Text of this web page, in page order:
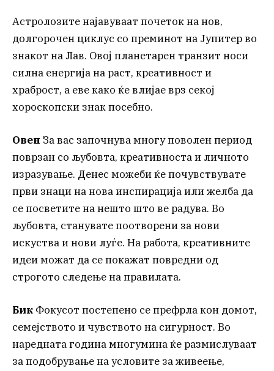
Астролозите најавуваат почеток на нов,
долгорочен циклус со преминот на Јупитер во
знакот на Лав. Овој планетарен транзит носи
силна енергија на раст, креативност и
храброст, а еве како ќе влијае врз секој
хороскопски знак посебно.
Овен За вас започнува многу поволен период
поврзан со љубовта, креативноста и личното
изразување. Денес можеби ќе почувствувате
први знаци на нова инспирација или желба да
се посветите на нешто што ве радува. Во
љубовта, станувате поотворени за нови
искуства и нови луѓе. На работа, креативните
идеи можат да се покажат повредни од
строгото следење на правилата.
Бик Фокусот постепено се префрла кон домот,
семејството и чувството на сигурност. Во
наредната година многумина ќе размислуваат
за подобрување на условите за живеење,